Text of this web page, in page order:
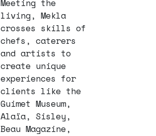
Meeting the
living, Mekla
crosses skills of
chefs, caterers
and artists to
create unique
experiences for
clients like the
Guimet Museum,
Alaïa, Sisley,
Beau Magazine,